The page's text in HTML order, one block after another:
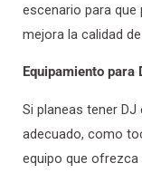
escenario para
mejora la calidad
Equipamiento para
Si planeas tener
adecuado, como
equipo que